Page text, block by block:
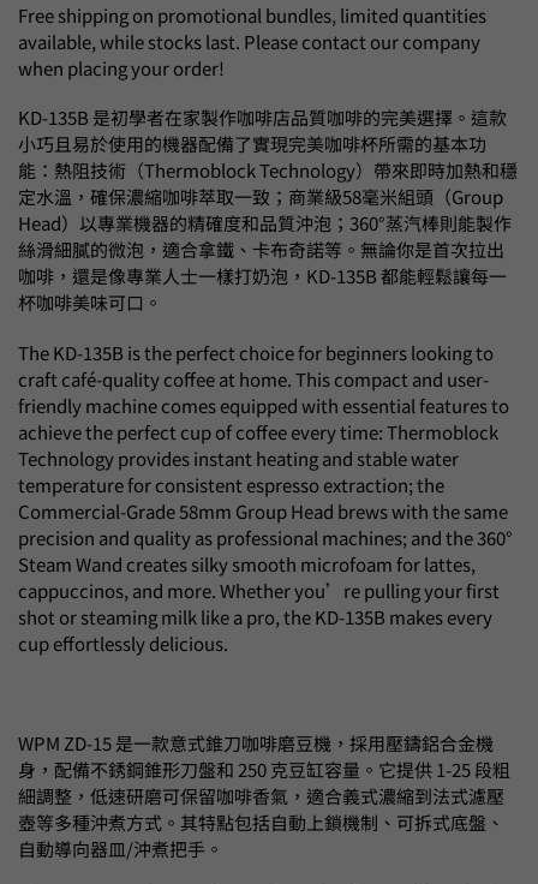
Free shipping on promotional bundles, limited quantities
available, while stocks last. Please contact our company
when placing your order!
KD-135B 是初學者在家製作咖啡店品質咖啡的完美選擇。這款
小巧且易於使用的機器配備了實現完美咖啡杯所需的基本功
能：熱阻技術（Thermoblock Technology）帶來即時加熱和穩
定水溫，確保濃縮咖啡萃取一致；商業級58毫米組頭（Group
Head）以專業機器的精確度和品質沖泡；360°蒸汽棒則能製作
絲滑細膩的微泡，適合拿鐵、卡布奇諾等。無論你是首次拉出
咖啡，還是像專業人士一樣打奶泡，KD-135B 都能輕鬆讓每一
杯咖啡美味可口。
The KD-135B is the perfect choice for beginners looking to
craft café-quality coffee at home. This compact and user-
friendly machine comes equipped with essential features to
achieve the perfect cup of coffee every time: Thermoblock
Technology provides instant heating and stable water
temperature for consistent espresso extraction; the
Commercial-Grade 58mm Group Head brews with the same
precision and quality as professional machines; and the 360°
Steam Wand creates silky smooth microfoam for lattes,
cappuccinos, and more. Whether you’re pulling your first
shot or steaming milk like a pro, the KD-135B makes every
cup effortlessly delicious.
WPM ZD-15 是一款意式錐刀咖啡磨豆機，採用壓鑄鋁合金機
身，配備不銹鋼錐形刀盤和 250 克豆缸容量。它提供 1-25 段粗
細調整，低速研磨可保留咖啡香氣，適合義式濃縮到法式濾壓
壺等多種沖煮方式。其特點包括自動上鎖機制、可拆式底盤、
自動導向器皿/沖煮把手。